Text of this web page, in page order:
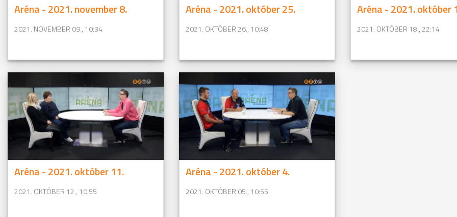
Aréna - 2021. november 8.
2021. NOVEMBER 09., 10:34
Aréna - 2021. október 25.
2021. OKTÓBER 26., 10:48
Aréna - 2021. október
2021. OKTÓBER 18., 22:14
Aréna - 2021. október 11.
2021. OKTÓBER 12., 10:55
Aréna - 2021. október 4.
2021. OKTÓBER 05., 10:55